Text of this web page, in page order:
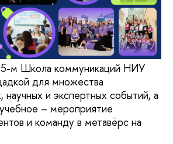
м Школа коммуникаций НИУ
для множества
научных и экспертных событий, а
– мероприятие
и команду в метавёрс на